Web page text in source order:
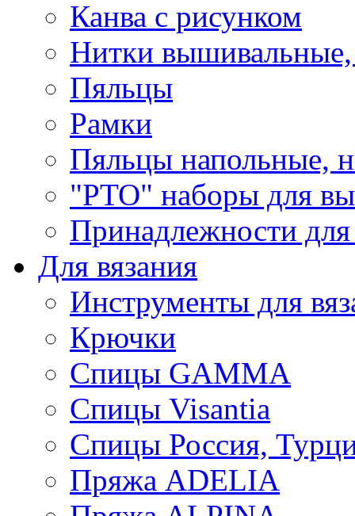
Канва с рисунком
Нитки
Пяльцы
Рамки
Пяльцы напольные,
"РТО" наборы для
Принадлежности
Для вязания
Инструменты для
Крючки
Спицы GAMMA
Спицы Visantia
Спицы Россия,
Пряжа ADELIA